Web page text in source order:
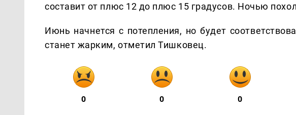
составит от плюс 12 до плюс 15 градусов. Ночью
Июнь начнется с потепления, но будет
станет жарким, отметил Тишковец.
0 0 0